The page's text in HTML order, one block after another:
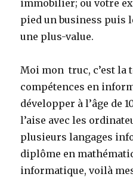
immobilier; ou votre
pied un business puis
une plus-value.
Moi mon truc, c’est la
compétences en
développer à l’âge de
l’aise avec les
plusieurs langages
diplôme en
informatique, voilà